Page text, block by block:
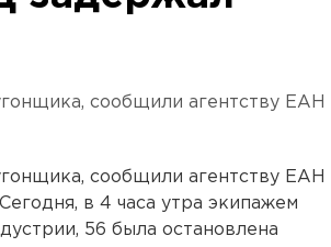
сообщили агентству ЕАН
сообщили агентству ЕАН
в 4 часа утра экипажем
56 была остановлена